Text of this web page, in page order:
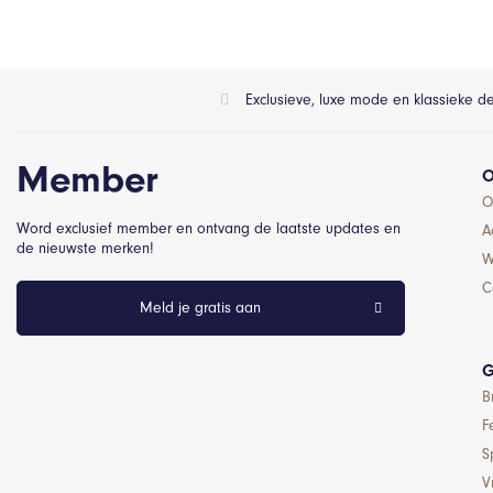
Exclusieve, luxe mode en klassieke
Member
Word exclusief member en ontvang de laatste updates en
de nieuwste merken!
Meld je gratis aan